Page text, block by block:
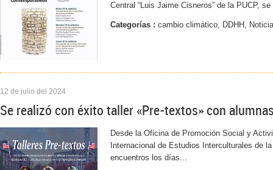
Central “Luis Jaime Cisneros” de la PUCP,
Categorías : cambio climático, DDHH,
12 de julio del 2024
Se realizó con éxito taller «Pre-textos» con
Desde la Oficina de Promoción Social y
Internacional de Estudios Interculturales de
encuentros los días...